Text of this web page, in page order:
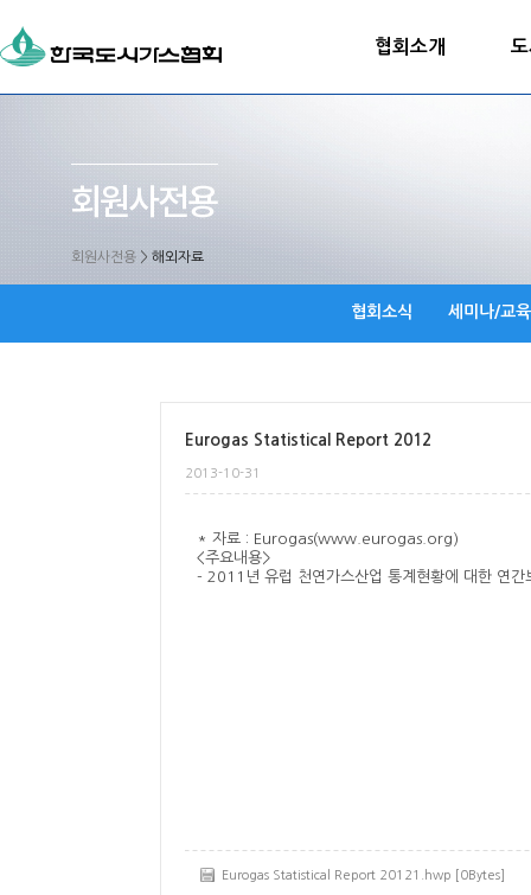
협회소개
회원사전용 > 해외자료
협회소식 세미나/교육
Eurogas Statistical Report 2012
2013-10-31
* 자료 : Eurogas(www.eurogas.org)
<주요내용>
- 2011년 유럽 천연가스산업 통계현황에 대한 연간
Eurogas Statistical Report 20121.hwp [0Bytes]